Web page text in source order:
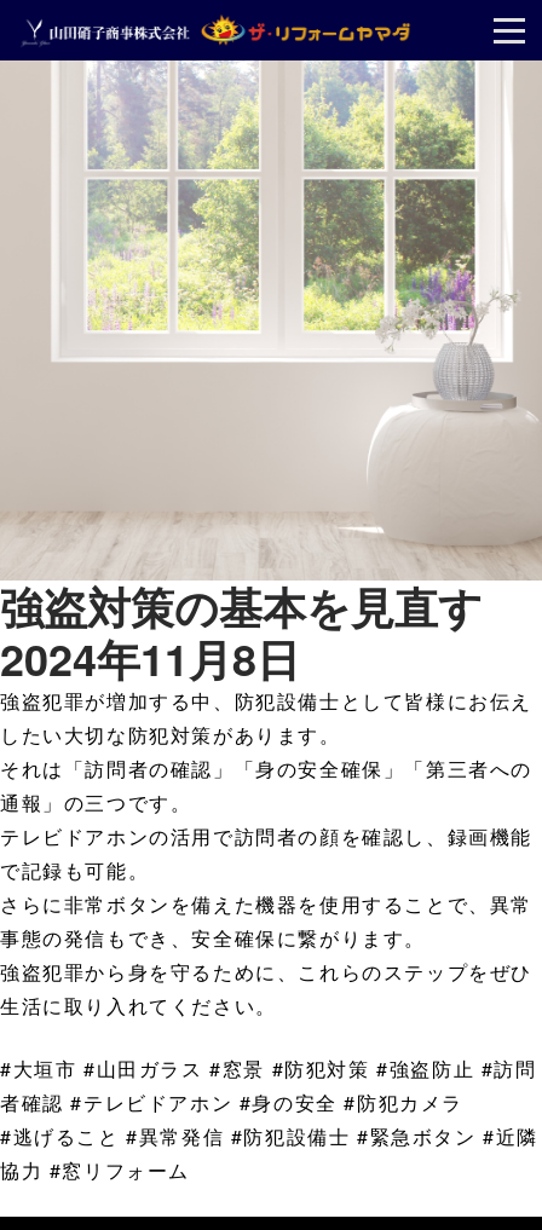
強盗対策の基本を見直す
2024年11月8日
強盗犯罪が増加する中、防犯設備士として皆様にお伝え
したい大切な防犯対策があります。
それは「訪問者の確認」「身の安全確保」「第三者への
通報」の三つです。
テレビドアホンの活用で訪問者の顔を確認し、録画機能
で記録も可能。
さらに非常ボタンを備えた機器を使用することで、異常
事態の発信もでき、安全確保に繋がります。
強盗犯罪から身を守るために、これらのステップをぜひ
生活に取り入れてください。
#大垣市 #山田ガラス #窓景 #防犯対策 #強盗防止 #訪問
者確認 #テレビドアホン #身の安全 #防犯カメラ
#逃げること #異常発信 #防犯設備士 #緊急ボタン #近隣
協力 #窓リフォーム